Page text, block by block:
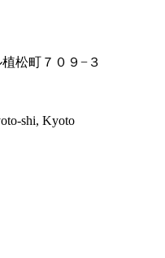
松町７０９−３
shi, Kyoto